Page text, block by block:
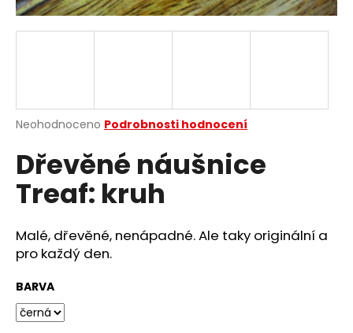
Průměrné
produktu
je
0,0
hvězdiček.
Neohodnoceno Podrobnosti hodnocení
Dřevěné náušnice
Treaf: kruh
Malé, dřevěné, nenápadné. Ale taky originální a
pro každý den.
BARVA
a
j
?
HLEDAT
D
o
p
o
r